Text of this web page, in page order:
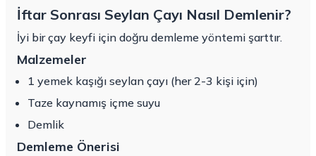
İftar Sonrası Seylan Çayı Nasıl Demlenir?
İyi bir çay keyfi için doğru demleme yöntemi şarttır.
Malzemeler
1 yemek kaşığı seylan çayı (her 2-3 kişi için)
Taze kaynamış içme suyu
Demlik
Demleme Önerisi